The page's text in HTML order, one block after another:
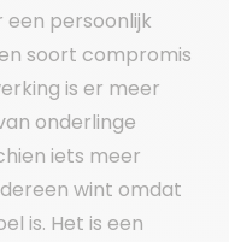
persoonlijk
soort compromis
is er meer
onderlinge
iets meer
wint omdat
is. Het is een